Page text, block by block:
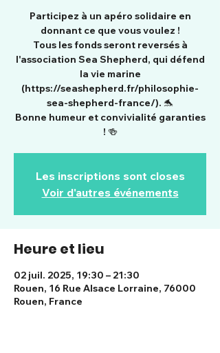
Participez à un apéro solidaire en
donnant ce que vous voulez !
Tous les fonds seront reversés à
l'association Sea Shepherd, qui défend
la vie marine
(https://seashepherd.fr/philosophie-
sea-shepherd-france/). 🐬
Bonne humeur et convivialité garanties
! 🍻
Les inscriptions sont closes
Voir d'autres événements
Heure et lieu
02 juil. 2025, 19:30 – 21:30
Rouen, 16 Rue Alsace Lorraine, 76000
Rouen, France